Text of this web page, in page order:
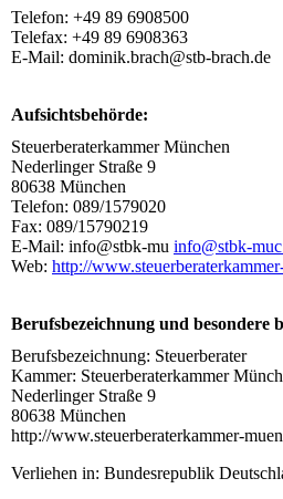
Telefon: +49 89 6908500
Telefax: +49 89 6908363
E-Mail: dominik.brach@stb-brach.de
Aufsichtsbehörde:
Steuerberaterkammer München
Nederlinger Straße 9
80638 München
Telefon: 089/1579020
Fax: 089/15790219
E-Mail: info@stbk-mu info@stbk-
Web: http://
Berufsbezeichnung und besondere
Berufsbezeichnung: Steuerberater
Kammer: Steuerberaterkammer
Nederlinger Straße 9
80638 München
http://www.steuerberaterkammer-
Verliehen in: Bundesrepublik